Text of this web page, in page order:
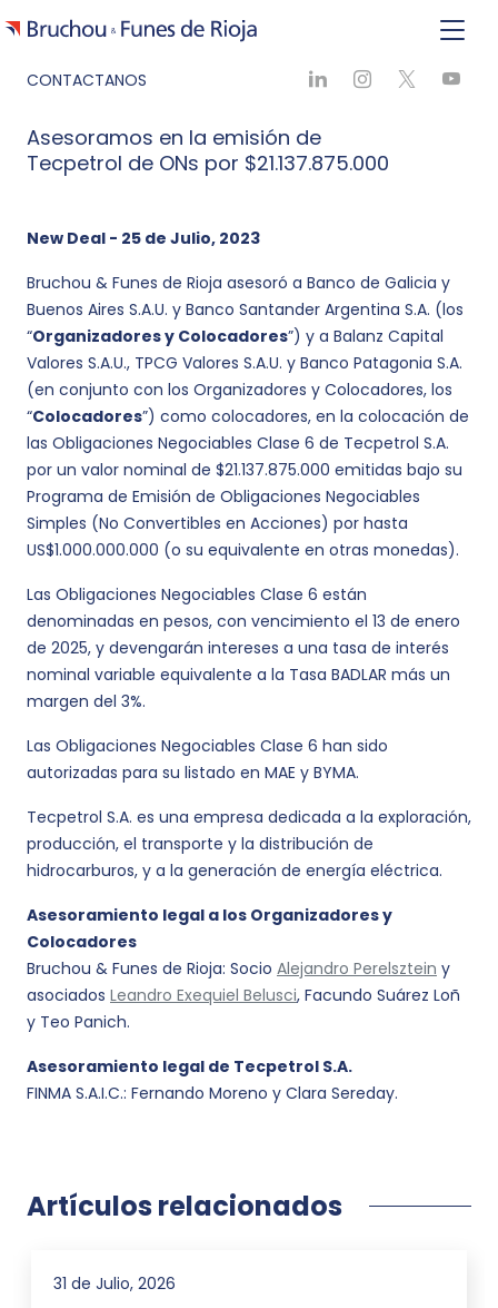
CONTACTANOS
Asesoramos en la emisión de
Tecpetrol de ONs por $21.137.875.000
New Deal - 25 de Julio, 2023
Bruchou & Funes de Rioja asesoró a Banco de Galicia y
Buenos Aires S.A.U. y Banco Santander Argentina S.A. (los
“Organizadores y Colocadores”) y a Balanz Capital
Valores S.A.U., TPCG Valores S.A.U. y Banco Patagonia S.A.
(en conjunto con los Organizadores y Colocadores, los
“Colocadores”) como colocadores, en la colocación de
las Obligaciones Negociables Clase 6 de Tecpetrol S.A.
por un valor nominal de $21.137.875.000 emitidas bajo su
Programa de Emisión de Obligaciones Negociables
Simples (No Convertibles en Acciones) por hasta
US$1.000.000.000 (o su equivalente en otras monedas).
Las Obligaciones Negociables Clase 6 están
denominadas en pesos, con vencimiento el 13 de enero
de 2025, y devengarán intereses a una tasa de interés
nominal variable equivalente a la Tasa BADLAR más un
margen del 3%.
Las Obligaciones Negociables Clase 6 han sido
autorizadas para su listado en MAE y BYMA.
Tecpetrol S.A. es una empresa dedicada a la exploración,
producción, el transporte y la distribución de
hidrocarburos, y a la generación de energía eléctrica.
Asesoramiento legal a los Organizadores y
Colocadores
Bruchou & Funes de Rioja: Socio Alejandro Perelsztein y
asociados Leandro Exequiel Belusci, Facundo Suárez Loñ
y Teo Panich.
Asesoramiento legal de Tecpetrol S.A.
FINMA S.A.I.C.: Fernando Moreno y Clara Sereday.
Artículos relacionados
31 de Julio, 2026